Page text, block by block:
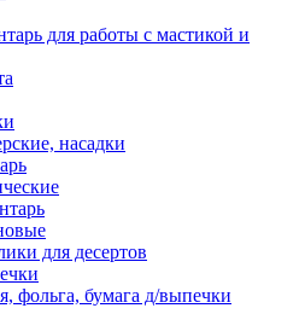
для работы с мастикой и
насадки
для десертов
фольга, бумага д/выпечки